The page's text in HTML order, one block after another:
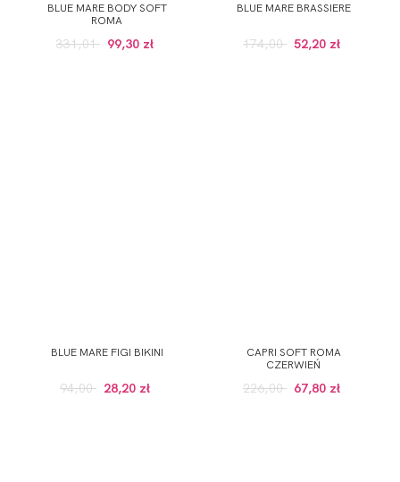
BLUE MARE BODY SOFT
ROMA
331,01 99,30 zł
BLUE MARE BRASSIERE
174,00 52,20 zł
BLUE MARE FIGI BIKINI
94,00 28,20 zł
CAPRI SOFT ROMA
CZERWIEŃ
226,00 67,80 zł